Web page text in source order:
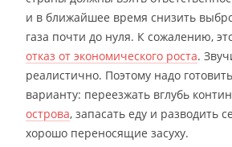
и в ближайшее время снизить
газа почти до нуля. К сожалению,
отказ от экономического роста.
реалистично. Поэтому надо
варианту: переезжать вглубь
острова, запасать еду и разводить
хорошо переносящие засуху.